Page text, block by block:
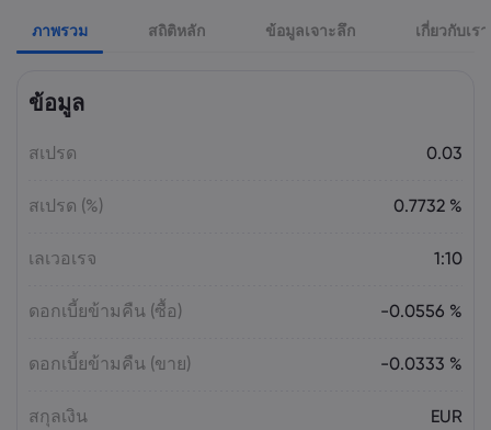
US Government Shutdown Threatens
October Inflation Data Release
US-EU Relations: Russia Sanctions Unite
Emma Rose
Overheating, U.S. Trade Policy Risk
ภาพรวม สถิติหลัก ข้อมูลเจาะลึก เกี่ยวกับเรา
ข้อมูล
สเปรด 0.03
สเปรด (%) 0.7732 %
เลเวอเรจ 1:10
ดอกเบี้ยข้ามคืน (ซื้อ) -0.0556 %
ดอกเบี้ยข้ามคืน (ขาย) -0.0333 %
สกุลเงิน EUR